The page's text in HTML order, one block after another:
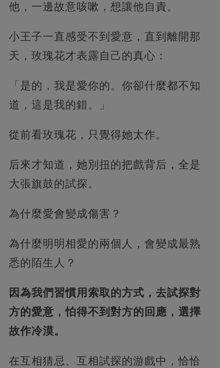
他，一邊故意咳嗽，想讓他自責。
小王子一直感受不到愛意，直到離開那
天，玫瑰花才表露自己的真心：
「是的，我是愛你的。你卻什麼都不知
道，這是我的錯。」
從前看玫瑰花，只覺得她太作。
后來才知道，她別扭的把戲背后，全是
大張旗鼓的試探。
為什麼愛會變成傷害？
為什麼明明相愛的兩個人，會變成最熟
悉的陌生人？
因為我們習慣用索取的方式，去試探對
方的愛意，怕得不到對方的回應，選擇
故作冷漠。
在互相猜忌、互相試探的游戲中，恰恰